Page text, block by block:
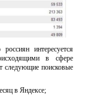
интересуется
в сфере
следующие поисковые
в Яндексе;